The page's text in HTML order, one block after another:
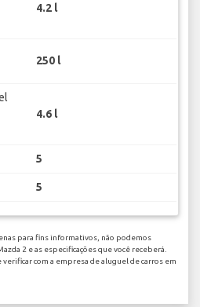
4.2 l
250 l
4.6 l
5
5
para fins informativos, não podemos
2 e as especificações que você receberá.
com a empresa de aluguel de carros em